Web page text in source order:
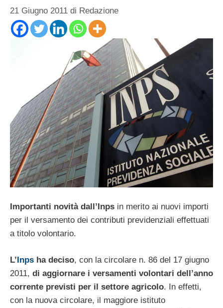
21 Giugno 2011 di Redazione
Importanti novità dall’Inps in merito ai nuovi importi
per il versamento dei contributi previdenziali effettuati
a titolo volontario.
L’Inps ha deciso, con la circolare n. 86 del 17 giugno
2011, di aggiornare i versamenti volontari dell’anno
corrente previsti per il settore agricolo. In effetti,
con la nuova circolare, il maggiore istituto